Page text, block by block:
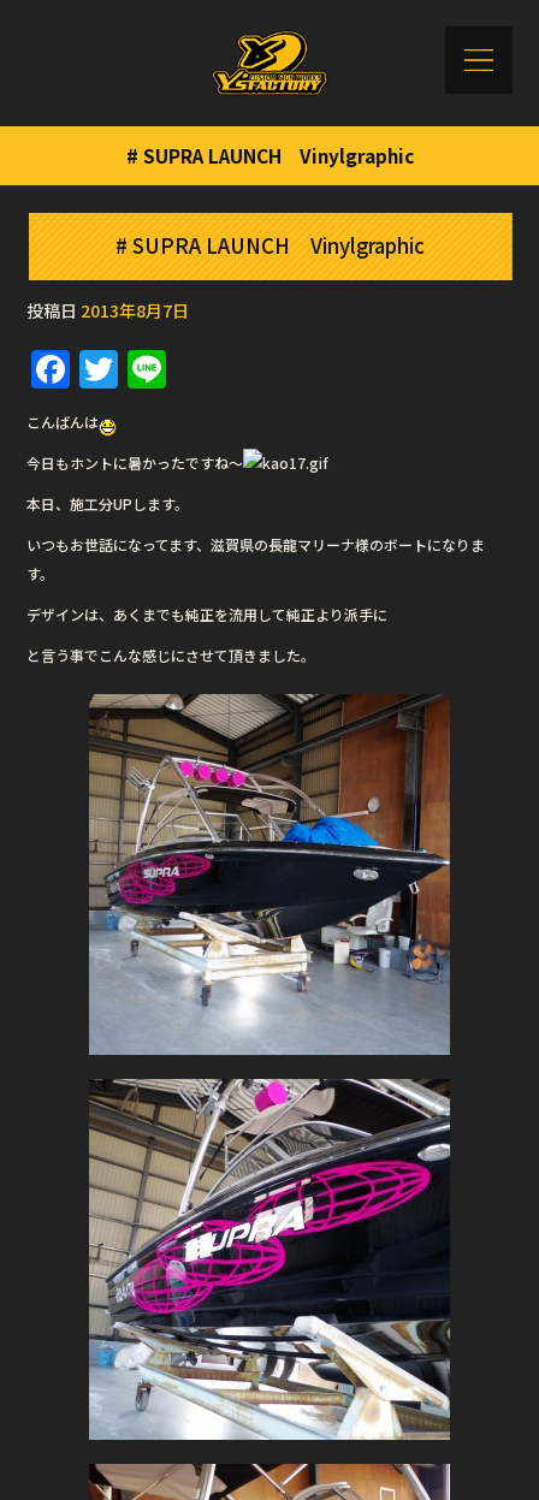
# SUPRA LAUNCH Vinylgraphic
# SUPRA LAUNCH Vinylgraphic
投稿日 2013年8月7日
F
a
c
e
b
o
o
k
T
w
it
te
r
e
こんばんは
今日もホントに暑かったですね〜
本日、施工分UPします。
いつもお世話になってます、滋賀県の長龍マリーナ様のボートになりま
す。
デザインは、あくまでも純正を流用して純正より派手に
と言う事でこんな感じにさせて頂きました。